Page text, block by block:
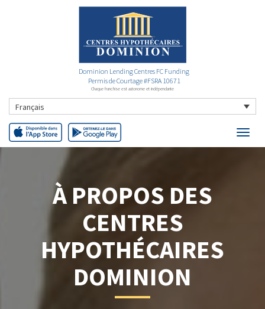
Dominion Lending Centres FC Funding
Permis de Courtage #FSRA 10671
Chaque franchise est autonome et indépendante
Français
À PROPOS DES
CENTRES
HYPOTHÉCAIRES
DOMINION